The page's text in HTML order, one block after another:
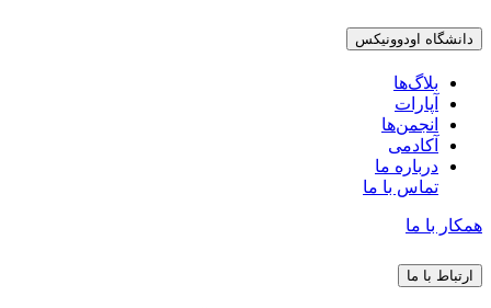
اودوونیکس
بلاگ‌ها
آپارات
انجمن‌ها
آکادمی
درباره ما
تماس با ما
با ما
با ما